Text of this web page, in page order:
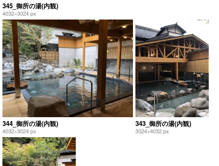
345_御所の湯(内観)
4032×3024 px
344_御所の湯(内観)
4032×3024 px
343_御所の湯(内観)
3024×4032 px